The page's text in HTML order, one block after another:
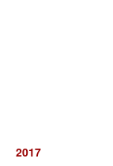
2017